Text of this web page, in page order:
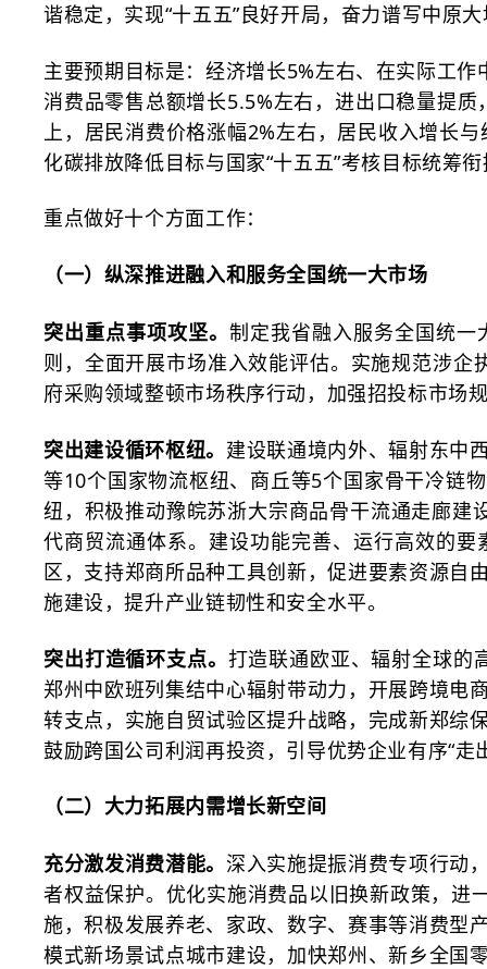
谐稳定，实现“十五五”良好开局，奋力谱写中原
主要预期目标是：经济增长5%左右、在实际工
消费品零售总额增长5.5%左右，进出口稳量提
上，居民消费价格涨幅2%左右，居民收入增长
化碳排放降低目标与国家“十五五”考核目标统筹
重点做好十个方面工作：
（一）纵深推进融入和服务全国统一大市场
突出重点事项攻坚。 制定我省融入服务全国统
则，全面开展市场准入效能评估。实施规范涉企
府采购领域整顿市场秩序行动，加强招投标市场
突出建设循环枢纽。 建设联通境内外、辐射东中
等10个国家物流枢纽、商丘等5个国家骨干冷链
纽，积极推动豫皖苏浙大宗商品骨干流通走廊
代商贸流通体系。建设功能完善、运行高效的
区，支持郑商所品种工具创新，促进要素资源自
施建设，提升产业链韧性和安全水平。
突出打造循环支点。 打造联通欧亚、辐射全球的
郑州中欧班列集结中心辐射带动力，开展跨境电
转支点，实施自贸试验区提升战略，完成新郑综
鼓励跨国公司利润再投资，引导优势企业有序“
（二）大力拓展内需增长新空间
充分激发消费潜能。 深入实施提振消费专项行动
者权益保护。优化实施消费品以旧换新政策，进
施，积极发展养老、家政、数字、赛事等消费型
模式新场景试点城市建设，加快郑州、新乡全国